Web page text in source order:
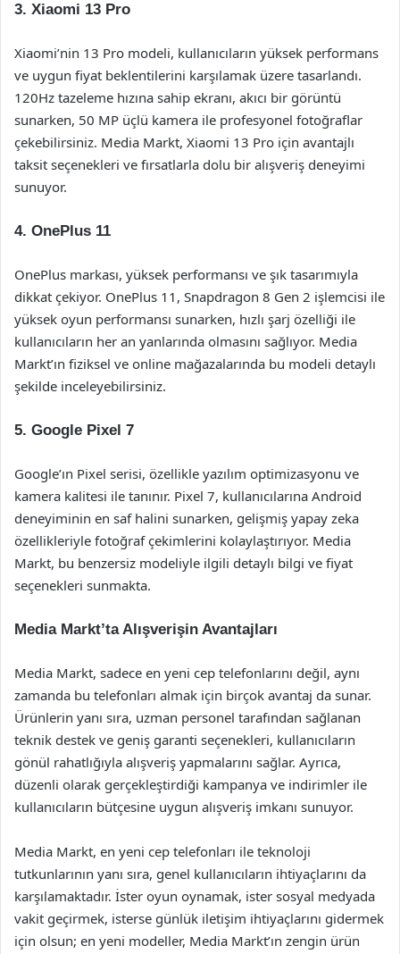
3. Xiaomi 13 Pro
Xiaomi’nin 13 Pro modeli, kullanıcıların yüksek performans
ve uygun fiyat beklentilerini karşılamak üzere tasarlandı.
120Hz tazeleme hızına sahip ekranı, akıcı bir görüntü
sunarken, 50 MP üçlü kamera ile profesyonel fotoğraflar
çekebilirsiniz. Media Markt, Xiaomi 13 Pro için avantajlı
taksit seçenekleri ve fırsatlarla dolu bir alışveriş deneyimi
sunuyor.
4. OnePlus 11
OnePlus markası, yüksek performansı ve şık tasarımıyla
dikkat çekiyor. OnePlus 11, Snapdragon 8 Gen 2 işlemcisi ile
yüksek oyun performansı sunarken, hızlı şarj özelliği ile
kullanıcıların her an yanlarında olmasını sağlıyor. Media
Markt’ın fiziksel ve online mağazalarında bu modeli detaylı
şekilde inceleyebilirsiniz.
5. Google Pixel 7
Google’ın Pixel serisi, özellikle yazılım optimizasyonu ve
kamera kalitesi ile tanınır. Pixel 7, kullanıcılarına Android
deneyiminin en saf halini sunarken, gelişmiş yapay zeka
özellikleriyle fotoğraf çekimlerini kolaylaştırıyor. Media
Markt, bu benzersiz modeliyle ilgili detaylı bilgi ve fiyat
seçenekleri sunmakta.
Media Markt’ta Alışverişin Avantajları
Media Markt, sadece en yeni cep telefonlarını değil, aynı
zamanda bu telefonları almak için birçok avantaj da sunar.
Ürünlerin yanı sıra, uzman personel tarafından sağlanan
teknik destek ve geniş garanti seçenekleri, kullanıcıların
gönül rahatlığıyla alışveriş yapmalarını sağlar. Ayrıca,
düzenli olarak gerçekleştirdiği kampanya ve indirimler ile
kullanıcıların bütçesine uygun alışveriş imkanı sunuyor.
Media Markt, en yeni cep telefonları ile teknoloji
tutkunlarının yanı sıra, genel kullanıcıların ihtiyaçlarını da
karşılamaktadır. İster oyun oynamak, ister sosyal medyada
vakit geçirmek, isterse günlük iletişim ihtiyaçlarını gidermek
için olsun; en yeni modeller, Media Markt’ın zengin ürün